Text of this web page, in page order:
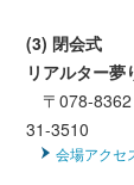
(3) 閉会式
リアルター
〒078-
31-3510
会場アクセ